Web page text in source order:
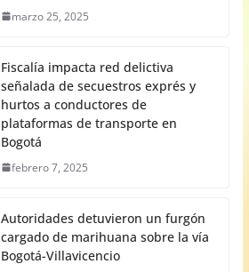
marzo 25, 2025
Fiscalía impacta red delictiva
señalada de secuestros exprés y
hurtos a conductores de
plataformas de transporte en
Bogotá
febrero 7, 2025
Autoridades detuvieron un furgón
cargado de marihuana sobre la vía
Bogotá-Villavicencio